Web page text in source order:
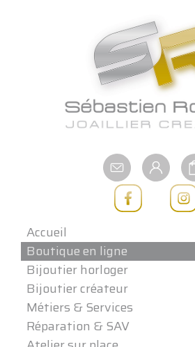
Accueil
Boutique en ligne
Bijoutier horloger
Bijoutier créateur
Métiers & Services
Réparation & SAV